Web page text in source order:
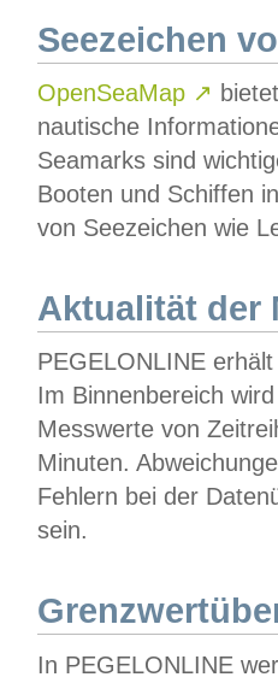
Seezeichen
OpenSeaMap ↗
nautische
Seamarks sind
Booten und Schiffen
von Seezeichen wie
Aktualität der
PEGELONLINE
Im Binnenbereich
Messwerte von
Minuten.
Fehlern bei der
sein.
In PEGELONLINE